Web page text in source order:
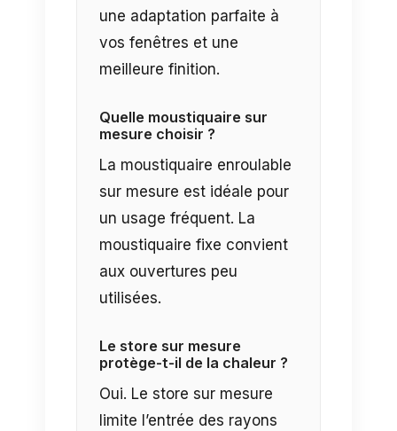
une adaptation parfaite à
vos fenêtres et une
meilleure finition.
Quelle moustiquaire sur
mesure choisir ?
La moustiquaire enroulable
sur mesure est idéale pour
un usage fréquent. La
moustiquaire fixe convient
aux ouvertures peu
utilisées.
Le store sur mesure
protège-t-il de la chaleur ?
Oui. Le store sur mesure
limite l’entrée des rayons